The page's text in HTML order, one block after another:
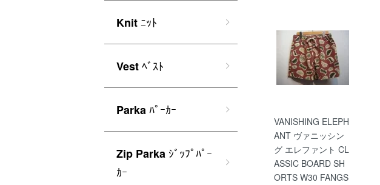
VANISHING ELEPH
ANT ヴァニッシン
グ エレファント CL
ASSIC BOARD SH
ORTS W30 FANGS
Knitﾆｯﾄ
Vestﾍﾞｽﾄ
Parkaﾊﾟｰｶｰ
Zip Parka ｼﾞｯﾌﾟﾊﾟｰ
ｶｰ